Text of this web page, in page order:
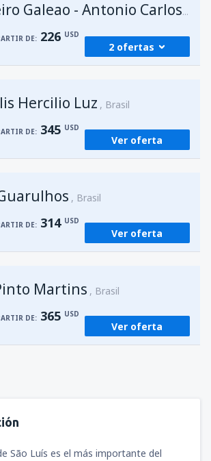
Río de Janeiro Galeao - Antonio Carlos Jobim
DE: 226 USD
2 ofertas
DE: 226USD
Asunción, Silvio Pettirossi (ASU)
DE: 228USD
Hercilio Luz Brasil
DE: 345 USD
Ver oferta
Brasil
DE: 314 USD
Ver oferta
Martins Brasil
DE: 365 USD
Ver oferta
São Luís es el más importante del